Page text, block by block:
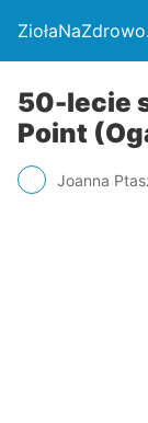
50-lecie
Point
Joanna